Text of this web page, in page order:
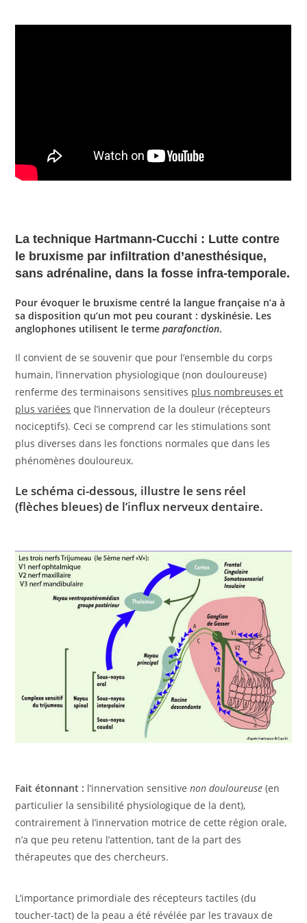
La technique Hartmann-Cucchi : Lutte contre
le bruxisme par infiltration d’anesthésique,
sans adrénaline, dans la fosse infra-temporale.
Pour évoquer le bruxisme centré la langue française n’a à
sa disposition qu’un mot peu courant : dyskinésie. Les
anglophones utilisent le termeparafonction.
Il convient de se souvenir que pour l’ensemble du corps
humain, l’innervation physiologique (non douloureuse)
renferme des terminaisons sensitives plus nombreuses et
plus variées que l’innervation de la douleur (récepteurs
nociceptifs). Ceci se comprend car les stimulations sont
plus diverses dans les fonctions normales que dans les
phénomènes douloureux.
Le schéma ci-dessous, illustre le sens réel
(flèches bleues) de l’influx nerveux dentaire.
Fait étonnant : l’innervation sensitivenon douloureuse (en
particulier la sensibilité physiologique de la dent),
contrairement à l’innervation motrice de cette région orale,
n’a que peu retenu l’attention, tant de la part des
thérapeutes que des chercheurs.
L’importance primordiale des récepteurs tactiles (du
toucher-tact) de la peau a été révélée par les travaux de